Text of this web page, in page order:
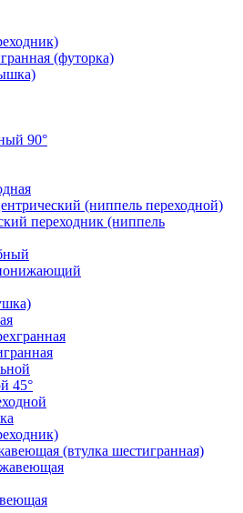
(футорка)
90°
(ниппель переходной)
переходник (ниппель
45°
(втулка шестигранная)